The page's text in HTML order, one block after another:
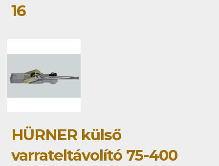
16
HÜRNER külső
varrateltávolító 75-400